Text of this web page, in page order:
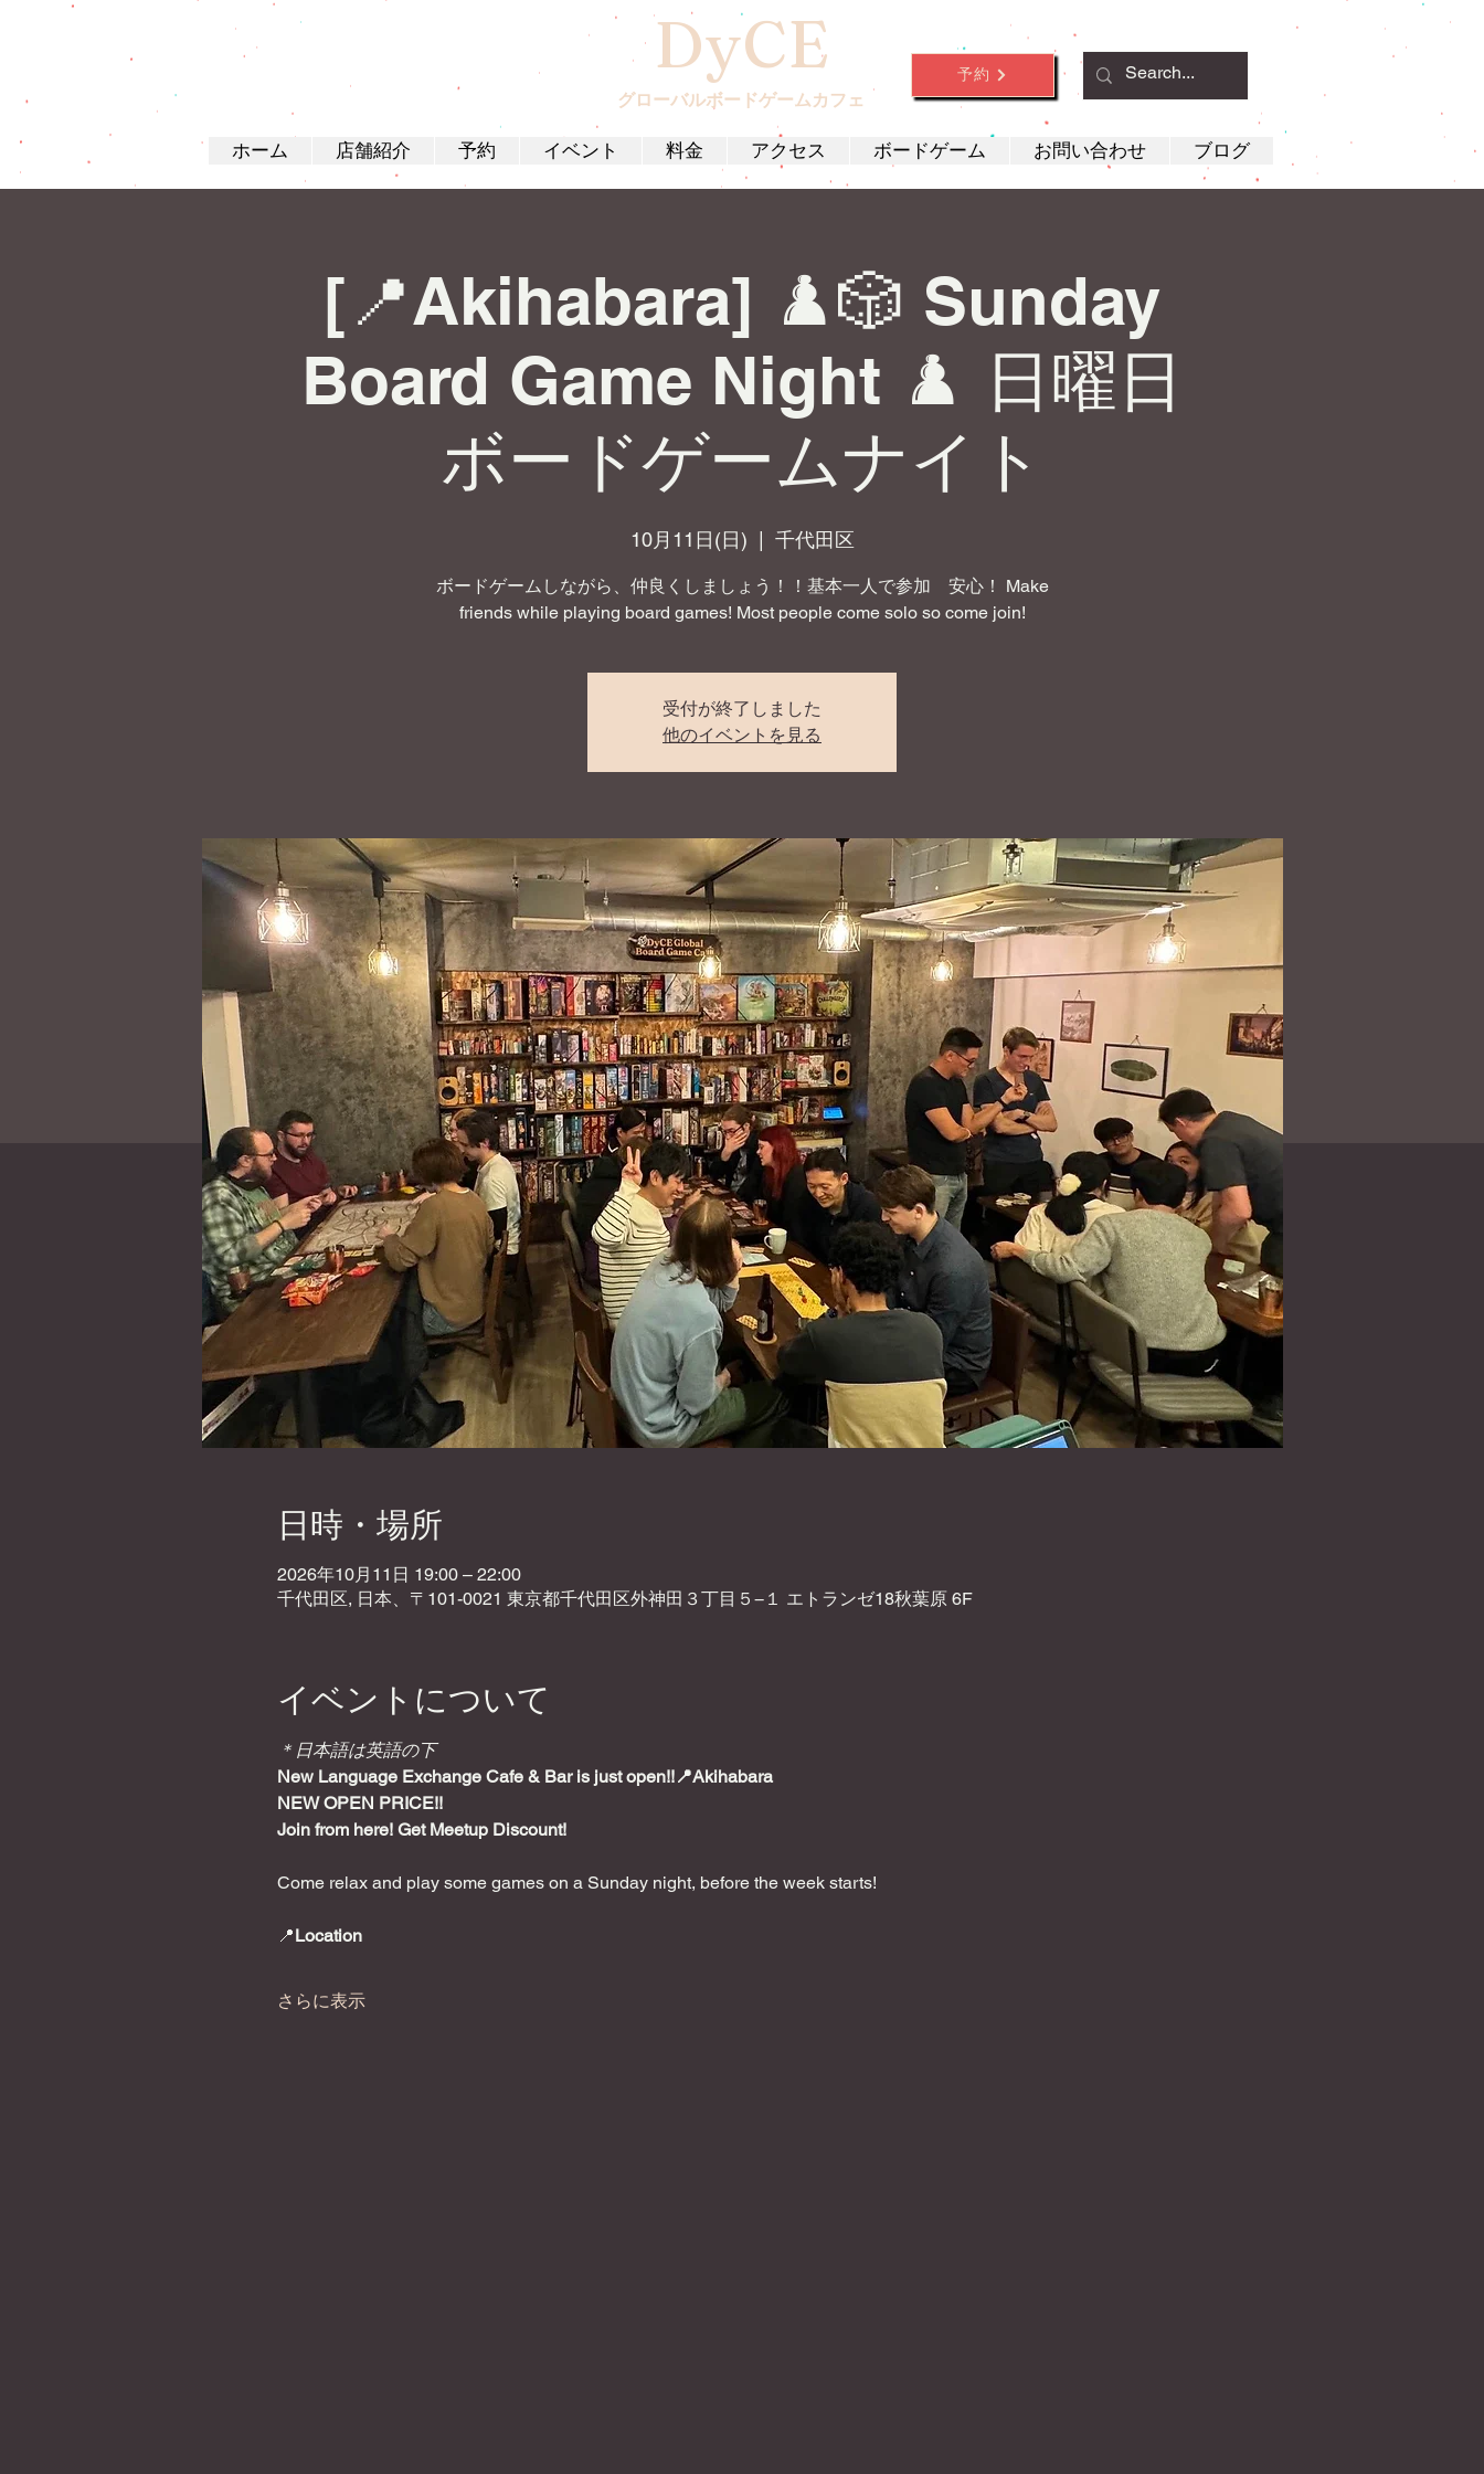
DyCE
グローバルボードゲームカフェ
予約
ホーム 店舗紹介 予約 イベント 料金 アクセス ボードゲーム お問い合わせ ブログ
[📍Akihabara] ♟️🎲 Sunday
Board Game Night ♟️ 日曜日
ボードゲームナイト
10月11日(日) 千代田区
ボードゲームしながら、仲良くしましょう！！基本一人で参加 安心！ Make
friends while playing board games! Most people come solo so come join!
受付が終了しました
他のイベントを見る
日時・場所
2026年10月11日 19:00 – 22:00
千代田区, 日本、〒101-0021 東京都千代田区外神田３丁目５−１ エトランゼ18秋葉原 6F
イベントについて
＊日本語は英語の下
New Language Exchange Cafe & Bar is just open!!📍Akihabara
NEW OPEN PRICE!!
Join from here! Get Meetup Discount!
Come relax and play some games on a Sunday night, before the week starts!
📍Location
さらに表示